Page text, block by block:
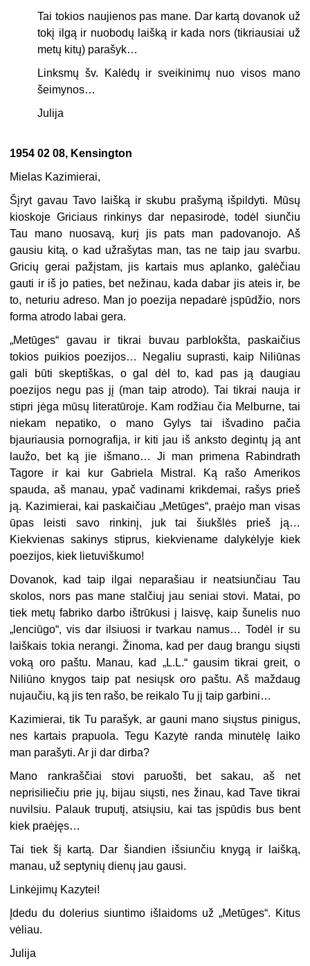
Tai tokios naujienos pas mane. Dar kartą dovanok už
tokį ilgą ir nuobodų laišką ir kada nors (tikriausiai už
metų kitų) parašyk…
Linksmų šv. Kalėdų ir sveikinimų nuo visos mano
šeimynos…
Julija
1954 02 08, Kensington
Mielas Kazimierai,
Šįryt gavau Tavo laišką ir skubu prašymą išpildyti. Mūsų
kioskoje Griciaus rinkinys dar nepasirodė, todėl siunčiu
Tau mano nuosavą, kurį jis pats man padovanojo. Aš
gausiu kitą, o kad užrašytas man, tas ne taip jau svarbu.
Gricių gerai pažįstam, jis kartais mus aplanko, galėčiau
gauti ir iš jo paties, bet nežinau, kada dabar jis ateis ir, be
to, neturiu adreso. Man jo poezija nepadarė įspūdžio, nors
forma atrodo labai gera.
„Metūges“ gavau ir tikrai buvau parblokšta, paskaičius
tokios puikios poezijos… Negaliu suprasti, kaip Niliūnas
gali būti skeptiškas, o gal dėl to, kad pas ją daugiau
poezijos negu pas jį (man taip atrodo). Tai tikrai nauja ir
stipri jėga mūsų literatūroje. Kam rodžiau čia Melburne, tai
niekam nepatiko, o mano Gylys tai išvadino pačia
bjauriausia pornografija, ir kiti jau iš anksto degintų ją ant
laužo, bet ką jie išmano… Ji man primena Rabindrath
Tagore ir kai kur Gabriela Mistral. Ką rašo Amerikos
spauda, aš manau, ypač vadinami krikdemai, rašys prieš
ją. Kazimierai, kai paskaičiau „Metūges“, praėjo man visas
ūpas leisti savo rinkinį, juk tai šiukšlės prieš ją…
Kiekvienas sakinys stiprus, kiekviename dalykėlyje kiek
poezijos, kiek lietuviškumo!
Dovanok, kad taip ilgai neparašiau ir neatsiunčiau Tau
skolos, nors pas mane stalčiuj jau seniai stovi. Matai, po
tiek metų fabriko darbo ištrūkusi į laisvę, kaip šunelis nuo
„lenciūgo“, vis dar ilsiuosi ir tvarkau namus… Todėl ir su
laiškais tokia nerangi. Žinoma, kad per daug brangu siųsti
voką oro paštu. Manau, kad „L.L.“ gausim tikrai greit, o
Niliūno knygos taip pat nesiųsk oro paštu. Aš maždaug
nujaučiu, ką jis ten rašo, be reikalo Tu jį taip garbini…
Kazimierai, tik Tu parašyk, ar gauni mano siųstus pinigus,
nes kartais prapuola. Tegu Kazytė randa minutėlę laiko
man parašyti. Ar ji dar dirba?
Mano rankraščiai stovi paruošti, bet sakau, aš net
neprisiliečiu prie jų, bijau siųsti, nes žinau, kad Tave tikrai
nuvilsiu. Palauk truputį, atsiųsiu, kai tas įspūdis bus bent
kiek praėjęs…
Tai tiek šį kartą. Dar šiandien išsiunčiu knygą ir laišką,
manau, už septynių dienų jau gausi.
Linkėjimų Kazytei!
Įdedu du dolerius siuntimo išlaidoms už „Metūges“. Kitus
vėliau.
Julija